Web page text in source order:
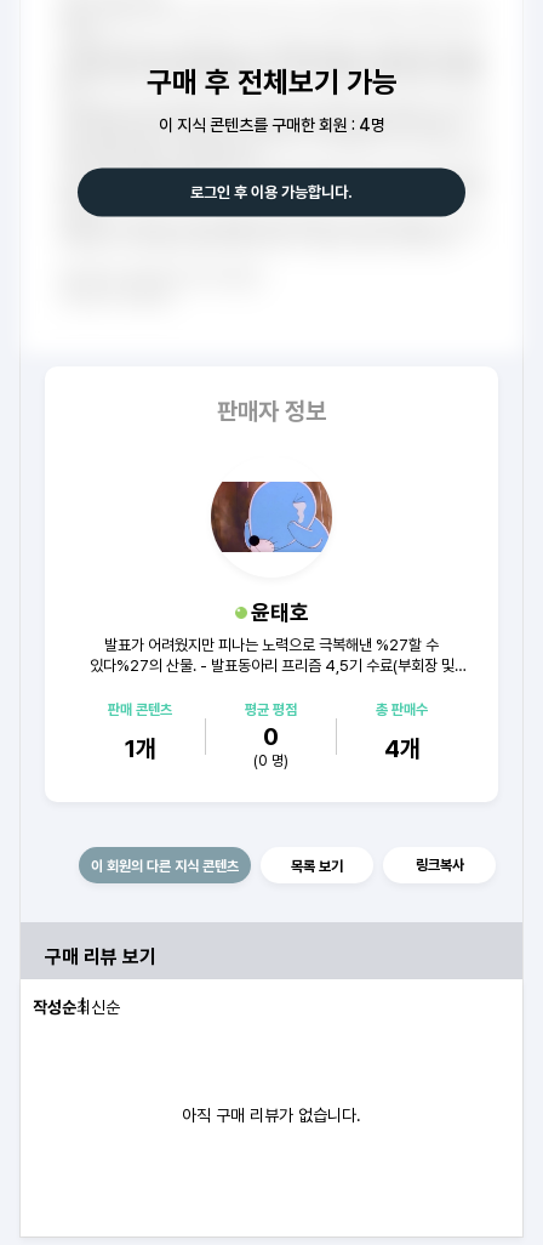
판매자 정보
윤태호
발표가 어려웠지만 피나는 노력으로 극복해낸 %27할 수
있다%27의 산물. - 발표동아리 프리즘 4,5기 수료(부회장 및
프레젠테이션 경진대회 최우수. / 각종 대외활동 발표경력 및
OJT 결과발표 최우수상 수상
판매 콘텐츠
1개
평균 평점
0
(0 명)
총 판매수
4개
구매 후 전체보기 가능
이 지식 콘텐츠를 구매한 회원 : 4명
로그인 후 이용 가능합니다.
이 회원의 다른 지식 콘텐츠 목록 보기 링크복사
구매 리뷰 보기
작성순최신순
아직 구매 리뷰가 없습니다.